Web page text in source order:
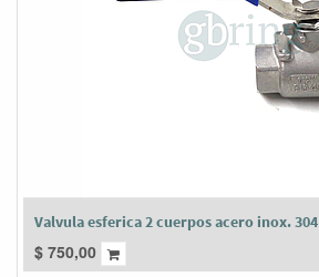
Valvula esferica 2 cuerpos acero inox. 304
$ 750,00